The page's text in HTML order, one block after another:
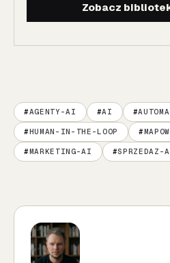
Zobacz
AGENTY-AI AI
HUMAN-IN-THE-LOOP
MARKETING-AI SPRZEDAZ-